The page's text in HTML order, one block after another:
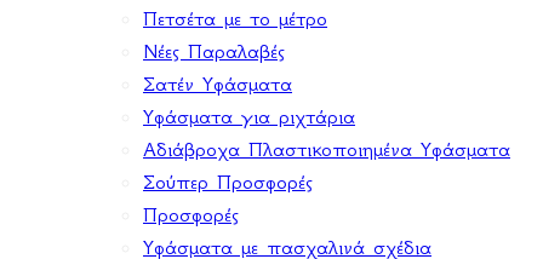
Πετσέτα με το μέτρο
Νέες Παραλαβές
Σατέν Υφάσματα
Υφάσματα για ριχτάρια
Αδιάβροχα Πλαστικοποιημένα Υφάσματα
Σούπερ Προσφορές
Προσφορές
Υφάσματα με πασχαλινά σχέδια